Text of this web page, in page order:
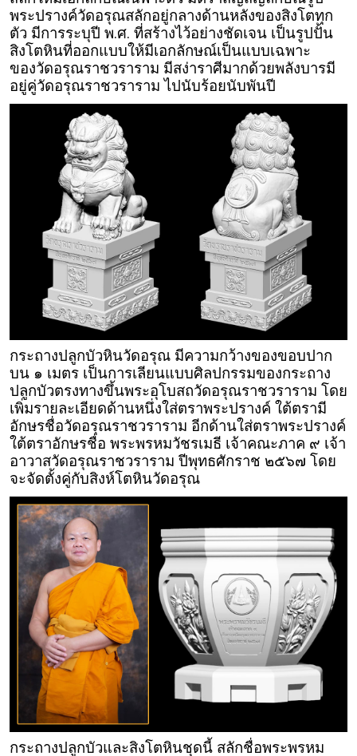
พระปรางค์วัดอรุณสลักอยู่กลางด้านหลังของสิงโตทุก
ตัว มีการระบุปี พ.ศ. ที่สร้างไว้อย่างชัดเจน เป็นรูปปั้น
สิงโตหินที่ออกแบบให้มีเอกลักษณ์เป็นแบบเฉพาะ
ของวัดอรุณราชวราราม มีสง่าราศีมากด้วยพลังบารมี
อยู่คู่วัดอรุณราชวราราม ไปนับร้อยนับพันปี
กระถางปลูกบัวหินวัดอรุณ มีความกว้างของขอบปาก
บน ๑ เมตร เป็นการเลียนแบบศิลปกรรมของกระถาง
ปลูกบัวตรงทางขึ้นพระอุโบสถวัดอรุณราชวราราม โดย
เพิ่มรายละเอียดด้านหนึ่งใส่ตราพระปรางค์ ใต้ตรามี
อักษรชื่อวัดอรุณราชวราราม อีกด้านใส่ตราพระปรางค์
ใต้ตราอักษรชื่อ พระพรหมวัชรเมธี เจ้าคณะภาค ๙ เจ้า
อาวาสวัดอรุณราชวราราม ปีพุทธศักราช ๒๕๖๗ โดย
จะจัดตั้งคู่กับสิงห์โตหินวัดอรุณ
กระถางปลูกบัวและสิงโตหินชุดนี้ สลักชื่อพระพรหม